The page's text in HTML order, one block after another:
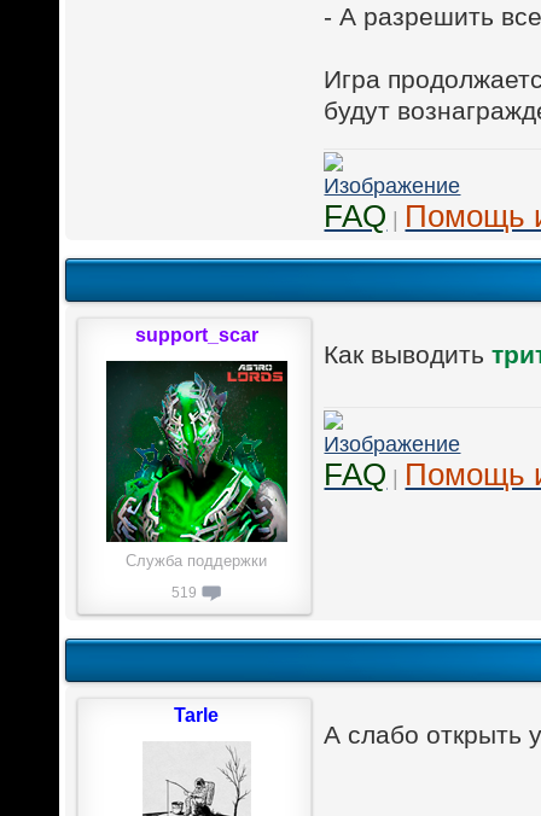
- А разрешить
Игра
будут
FAQ | Помощь
Как выводить
FAQ Помощь
support_scar
Служба поддержки
519
А слабо открыть
Tarle